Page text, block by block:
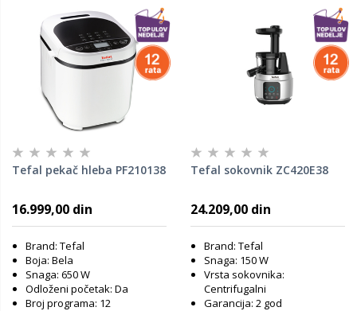
Tefal pekač hleba PF210138
16.999,00 din
Brand: Tefal
Boja: Bela
Snaga: 650 W
Odloženi početak: Da
Broj programa: 12
Tefal sokovnik ZC420E38
24.209,00 din
Brand: Tefal
Snaga: 150 W
Vrsta sokovnika:
Centrifugalni
Garancija: 2 god